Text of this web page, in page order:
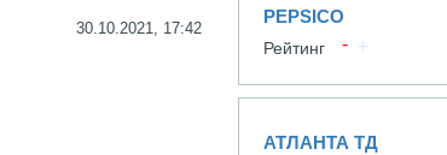
30.10.2021, 17:42
PEPSICO
Рейтинг
АТЛАНТА ТД